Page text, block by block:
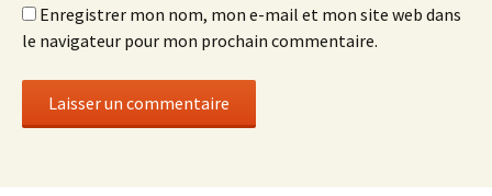
Enregistrer mon nom, mon e-mail et mon site web dans
le navigateur pour mon prochain commentaire.